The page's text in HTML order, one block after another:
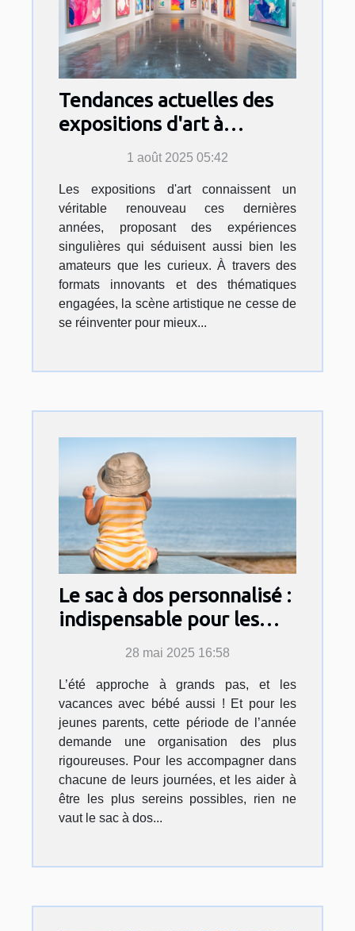
Tendances actuelles des
expositions d'art à
découvrir1 août 2025 05:42
Les expositions d'art connaissent un
véritable renouveau ces dernières
années, proposant des expériences
singulières qui séduisent aussi bien les
amateurs que les curieux. À travers des
formats innovants et des thématiques
engagées, la scène artistique ne cesse de
se réinventer pour mieux...
Le sac à dos personnalisé :
indispensable pour les
vacances de bébé cet été !
28 mai 2025 16:58
L’été approche à grands pas, et les
vacances avec bébé aussi ! Et pour les
jeunes parents, cette période de l’année
demande une organisation des plus
rigoureuses. Pour les accompagner dans
chacune de leurs journées, et les aider à
être les plus sereins possibles, rien ne
vaut le sac à dos...